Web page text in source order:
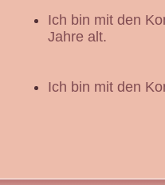
Ich bin mit den
Jahre alt.
Ich bin mit den